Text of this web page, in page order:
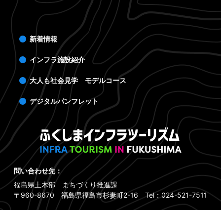
新着情報
インフラ施設紹介
大人も社会見学 モデルコース
デジタルパンフレット
問い合わせ先：
福島県土木部 まちづくり推進課
〒960-8670 福島県福島市杉妻町2-16 Tel：024-521-7511